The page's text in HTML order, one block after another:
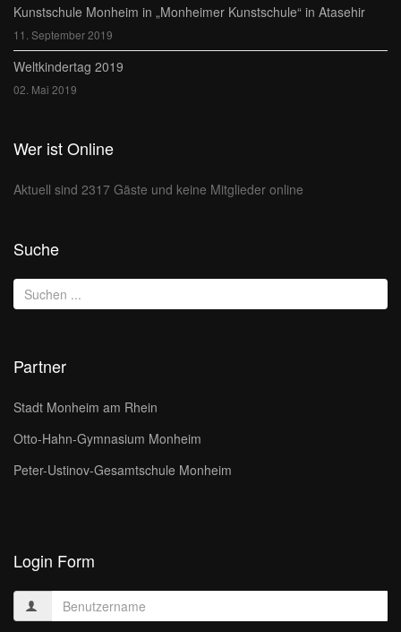
Kunstschule Monheim in „Monheimer Kunstschule“ in Atasehir
11. September 2019
Weltkindertag 2019
02. Mai 2019
Wer ist Online
Aktuell sind 2317 Gäste und keine Mitglieder online
Suche
Partner
Stadt Monheim am Rhein
Otto-Hahn-Gymnasium Monheim
Peter-Ustinov-Gesamtschule Monheim
Login Form